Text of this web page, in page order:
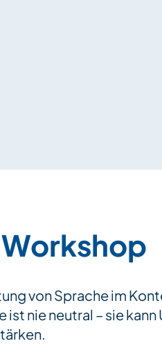
von Sprache im
nie neutral – sie kann